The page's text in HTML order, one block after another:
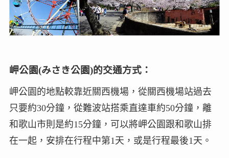
岬公園(みさき公園)的交通方式：
岬公園的地點較靠近關西機場，從關西機場站過去
只要約30分鐘，從難波站搭乘直達車約50分鐘，離
和歌山市則是約15分鐘，可以將岬公園跟和歌山排
在一起，安排在行程中第1天，或是行程最後1天。